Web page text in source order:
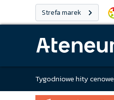
Strefa marek
Tygodniowe hity cenowe